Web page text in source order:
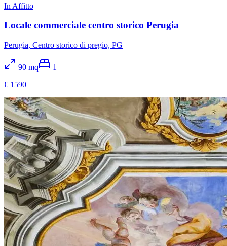
In Affitto
Locale commerciale centro storico Perugia
Perugia, Centro storico di pregio, PG
90 mq
1
€ 1590